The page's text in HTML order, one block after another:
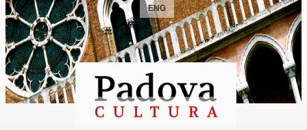
ENG